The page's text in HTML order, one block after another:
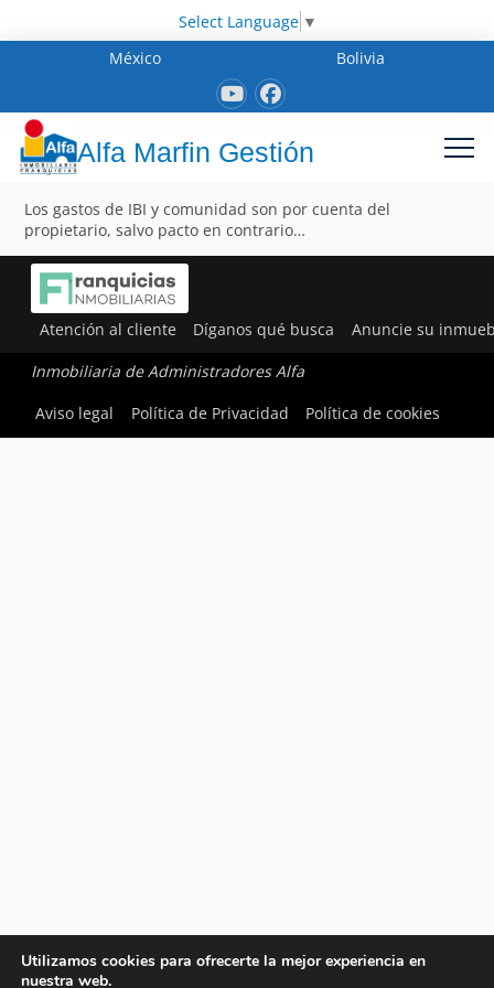
Select Language ▼
México
Bolivia
Alfa Marfin Gestión
Los gastos de IBI y comunidad son por cuenta del
propietario, salvo pacto en contrario…
Atención al cliente Díganos qué busca Anuncie su
Inmobiliaria de Administradores Alfa
Aviso legal
Política de Privacidad Política de cookies
Utilizamos cookies para ofrecerte la mejor experiencia en
nuestra web.